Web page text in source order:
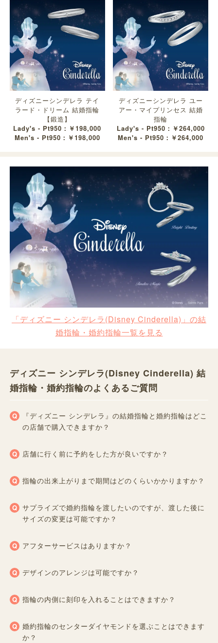
ディズニーシンデレラ テイ
ラード・ドリーム 結婚指輪
【鍛造】
Lady's - Pt950：￥198,000
Men's - Pt950：￥198,000
ディズニーシンデレラ ユー
アー・マイプリンセス 結婚
指輪
Lady's - Pt950：￥264,000
Men's - Pt950：￥264,000
「ディズニー シンデレラ(Disney Cinderella)」の結
婚指輪・婚約指輪一覧を見る
ディズニー シンデレラ(Disney Cinderella) 結
婚指輪・婚約指輪のよくあるご質問
『ディズニー シンデレラ』の結婚指輪と婚約指輪はどこ
の店舗で購入できますか？
店舗に行く前に予約をした方が良いですか？
指輪の出来上がりまで期間はどのくらいかかりますか？
サプライズで婚約指輪を渡したいのですが、渡した後に
サイズの変更は可能ですか？
アフターサービスはありますか？
デザインのアレンジは可能ですか？
指輪の内側に刻印を入れることはできますか？
婚約指輪のセンターダイヤモンドを選ぶことはできます
か？